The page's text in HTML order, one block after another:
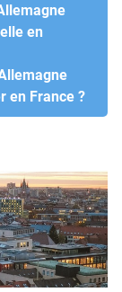
en
en France ?